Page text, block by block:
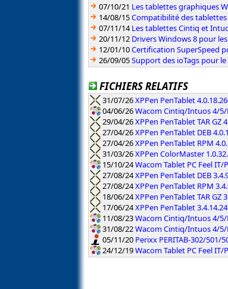
07/10/21 Les tablettes graphiques
14/08/15Compatibilité des
07/11/14Les tablettes Cintiq et
20/11/12 Drivers Windows 8 pour
12/01/10Certification SuperSpeed
26/09/05Support des ioTags pour
FICHIERS RELATIFS
31/07/26XPPen PenTablet
04/06/26Wacom Cintiq/Intuos 4/5/
29/04/26XPPen PenTablet TAR GZ
27/04/26XPPen PenTablet DEB
27/04/26XPPen PenTablet RPM
31/03/26XPPen ColorMaster
15/10/24Wacom Tablet PC Feel IT/
27/08/24XPPen PenTablet DEB
27/08/24XPPen PenTablet RPM
18/06/24XPPen PenTablet TAR GZ
17/06/24XPPen PenTablet
11/08/23Wacom Cintiq/Intuos 4/5/
31/08/22Wacom Cintiq/Intuos 4/5/
05/11/20 Perixx PERITAB-302/501/
24/12/19Wacom Tablet PC Feel IT/